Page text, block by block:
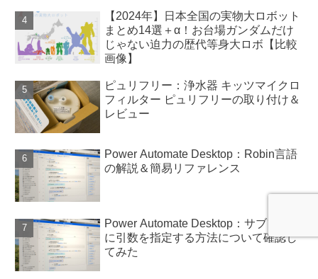
【2024年】日本全国の実物大ロボット
まとめ14選＋α！お台場ガンダムだけ
じゃない迫力の歴代等身大ロボ【比較
画像】
ピュリフリー：浄水器 キッツマイクロ
フィルター ピュリフリーの取り付け＆
レビュー
Power Automate Desktop：Robin言語
の解説＆簡易リファレンス
Power Automate Desktop：サブフロー
に引数を指定する方法について確認し
てみた